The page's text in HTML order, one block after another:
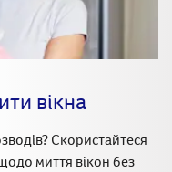
вікна
Скористайтеся
миття вікон без